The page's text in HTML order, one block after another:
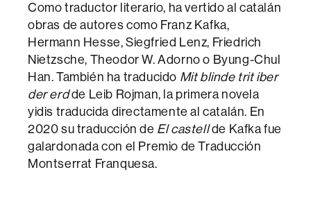
Como traductor literario, ha vertido al catalán
obras de autores como Franz Kafka,
Hermann Hesse, Siegfried Lenz, Friedrich
Nietzsche, Theodor W. Adorno o Byung-Chul
Han. También ha traducido Mit blinde trit iber
der erdde Leib Rojman, la primera novela
yidis traducida directamente al catalán. En
2020 su traducción de El castellde Kafka fue
galardonada con el Premio de Traducción
Montserrat Franquesa.